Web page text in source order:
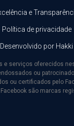
e
Política de privacidade
Desenvolvido por Hakki
e serviços oferecidos
ou
ou certificados pelo
são marcas